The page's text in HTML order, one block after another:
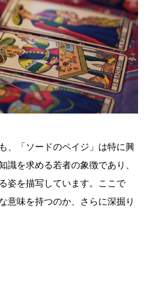
、「ソードのペイジ」は特に興
識を求める若者の象徴であり、
姿を描写しています。ここで
意味を持つのか、さらに深掘り